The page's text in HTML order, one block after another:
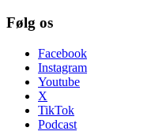
Følg os
Facebook
Instagram
Youtube
X
TikTok
Podcast